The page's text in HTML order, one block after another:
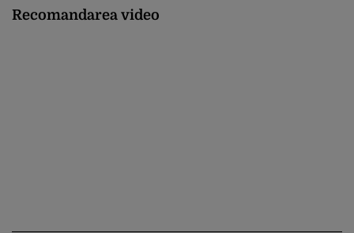
Recomandarea video